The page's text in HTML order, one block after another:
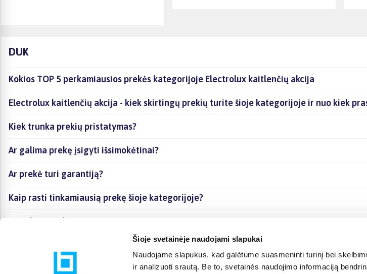
Šioje svetainėje naudojami slapukai
Naudojame slapukus, kad galėtume suasmeninti turinį bei
ir analizuoti srautą. Be to, svetainės naudojimo informaciją
DUK
Kokios TOP 5 perkamiausios prekės kategorijoje Electrolux kaitlenčių akcija
Electrolux kaitlenčių akcija - kiek skirtingų prekių turite šioje kategorijoje ir nuo kiek
Kiek trunka prekių pristatymas?
Ar galima prekę įsigyti išsimokėtinai?
Ar prekė turi garantiją?
Kaip rasti tinkamiausią prekę šioje kategorijoje?
Ar galima prekę atsiimti vietoje?